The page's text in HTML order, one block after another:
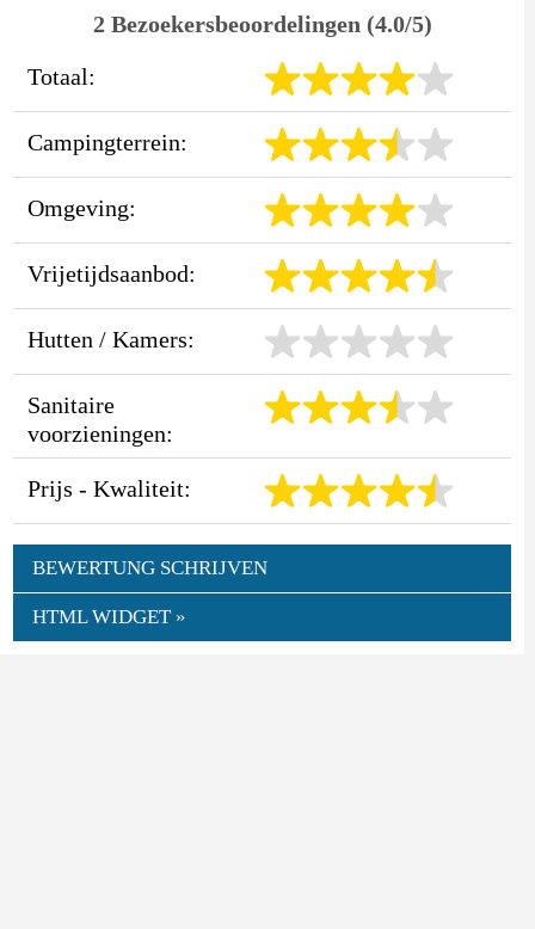
2 Bezoekersbeoordelingen (4.0/5)
Totaal:
Campingterrein:
Omgeving:
Vrijetijdsaanbod:
Hutten / Kamers:
Sanitaire
voorzieningen:
Prijs - Kwaliteit:
BEWERTUNG SCHRIJVEN
HTML WIDGET »